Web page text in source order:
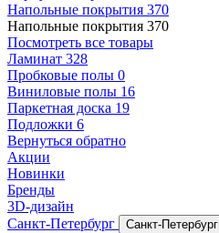
Напольные покрытия 370
Напольные покрытия 370
Посмотреть все товары
Ламинат 328
Пробковые полы 0
Виниловые полы 16
Паркетная доска 19
Подложки 6
Вернуться обратно
Акции
Новинки
Бренды
3D-дизайн
Санкт-Петербург
Санкт-Петербург